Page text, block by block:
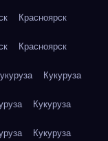
Красноярск
Красноярск
Кукуруза
Кукуруза
Кукуруза